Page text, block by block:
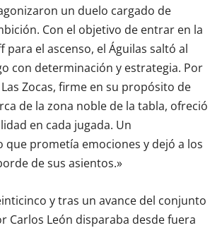
un duelo cargado de
Con el objetivo de entrar en la
para el ascenso, el Águilas saltó al
con determinación y estrategia. Por
Zocas, firme en su propósito de
de la zona noble de la tabla, ofreció
en cada jugada. Un
prometía emociones y dejó a los
de sus asientos.»
y tras un avance del conjunto
Carlos León disparaba desde fuera